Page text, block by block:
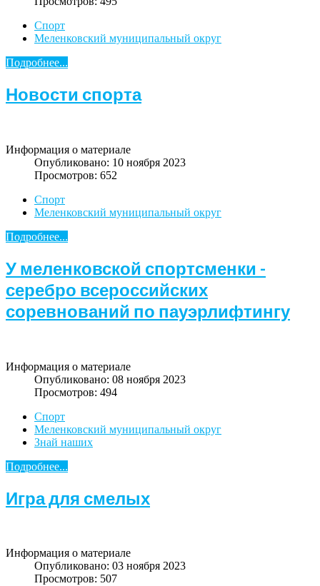
Спорт
Меленковский муниципальный округ
Подробнее...
Новости спорта
Информация о материале
Опубликовано: 10 ноября 2023
Просмотров: 652
Спорт
Меленковский муниципальный округ
Подробнее...
У меленковской спортсменки -
серебро всероссийских
соревнований по пауэрлифтингу
Информация о материале
Опубликовано: 08 ноября 2023
Просмотров: 494
Спорт
Меленковский муниципальный округ
Знай наших
Подробнее...
Игра для смелых
Информация о материале
Опубликовано: 03 ноября 2023
Просмотров: 507